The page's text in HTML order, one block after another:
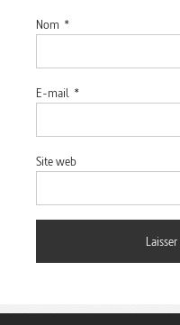
Nom *
E-mail *
Site web